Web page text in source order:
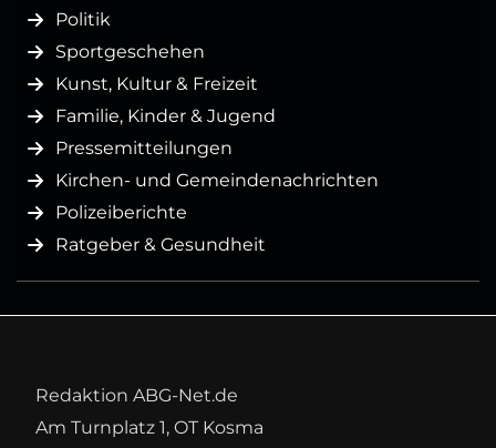
Politik
Sportgeschehen
Kunst, Kultur & Freizeit
Familie, Kinder & Jugend
Pressemitteilungen
Kirchen- und Gemeindenachrichten
Polizeiberichte
Ratgeber & Gesundheit
Redaktion ABG-Net.de
Am Turnplatz 1, OT Kosma